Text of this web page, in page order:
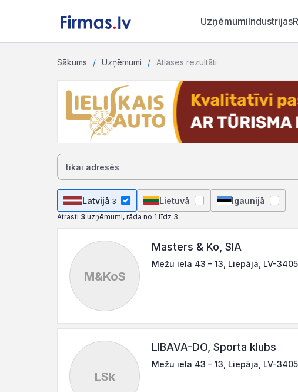
UzņēmumiIndustrijas
Sākums Uzņēmumi Atlases rezultāti
Latvijā 3 Lietuvā Igaunijā
Atrasti 3 uzņēmumi, rāda no 1 līdz 3.
M&KoS
Masters & Ko, SIA
Mežu iela 43 – 13, Liepāja, LV-3405
LSk
LIBAVA-DO, Sporta klubs
Mežu iela 43 – 13, Liepāja, LV-3405